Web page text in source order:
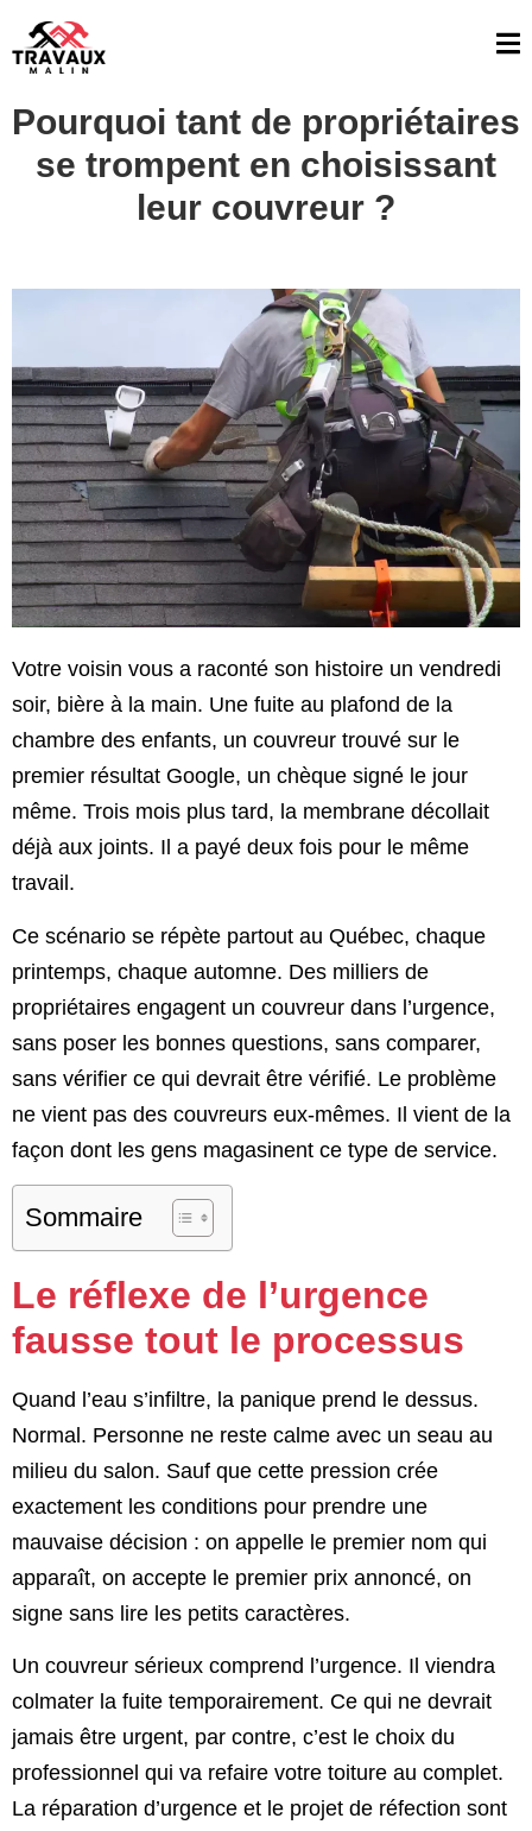
Pourquoi tant de propriétaires
se trompent en choisissant
leur couvreur ?
Votre voisin vous a raconté son histoire un vendredi
soir, bière à la main. Une fuite au plafond de la
chambre des enfants, un couvreur trouvé sur le
premier résultat Google, un chèque signé le jour
même. Trois mois plus tard, la membrane décollait
déjà aux joints. Il a payé deux fois pour le même
travail.
Ce scénario se répète partout au Québec, chaque
printemps, chaque automne. Des milliers de
propriétaires engagent un couvreur dans l’urgence,
sans poser les bonnes questions, sans comparer,
sans vérifier ce qui devrait être vérifié. Le problème
ne vient pas des couvreurs eux-mêmes. Il vient de la
façon dont les gens magasinent ce type de service.
Sommaire
Le réflexe de l’urgence
fausse tout le processus
Quand l’eau s’infiltre, la panique prend le dessus.
Normal. Personne ne reste calme avec un seau au
milieu du salon. Sauf que cette pression crée
exactement les conditions pour prendre une
mauvaise décision : on appelle le premier nom qui
apparaît, on accepte le premier prix annoncé, on
signe sans lire les petits caractères.
Un couvreur sérieux comprend l’urgence. Il viendra
colmater la fuite temporairement. Ce qui ne devrait
jamais être urgent, par contre, c’est le choix du
professionnel qui va refaire votre toiture au complet.
La réparation d’urgence et le projet de réfection sont